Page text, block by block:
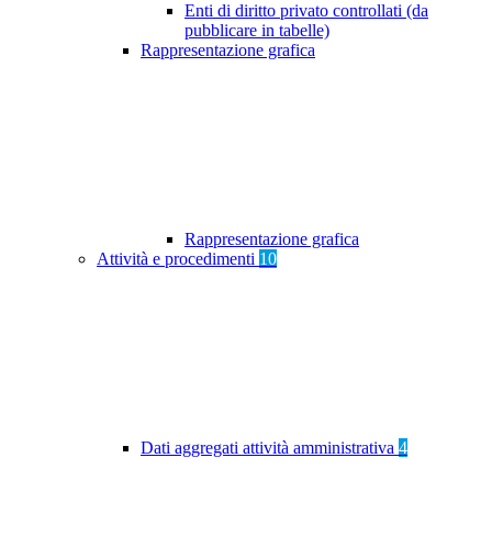
Enti di diritto privato controllati (da
pubblicare in tabelle)
Rappresentazione grafica
Rappresentazione grafica
Attività e procedimenti 10
Dati aggregati attività amministrativa 4